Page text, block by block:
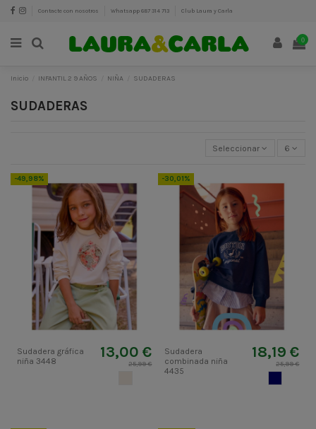
Contacte con nosotros Whatsapp 687 314 713 Club Laura y Carla
0
Inicio INFANTIL 2 9 AÑOS NIÑA SUDADERAS
SUDADERAS
Seleccionar 6
-49,98%
Sudadera gráfica
niña 3448
13,00 €
25,99 €
-30,01%
Sudadera
combinada niña
4435
18,19 €
25,99 €